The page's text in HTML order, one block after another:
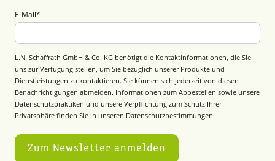
E-Mail*
L.N. Schaffrath GmbH & Co. KG benötigt die Kontaktinformationen, die Sie
uns zur Verfügung stellen, um Sie bezüglich unserer Produkte und
Dienstleistungen zu kontaktieren. Sie können sich jederzeit von diesen
Benachrichtigungen abmelden. Informationen zum Abbestellen sowie unsere
Datenschutzpraktiken und unsere Verpflichtung zum Schutz Ihrer
Privatsphäre finden Sie in unseren Datenschutzbestimmungen.